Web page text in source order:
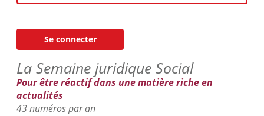
Se connecter
La Semaine juridique Social
Pour être réactif dans une matière riche en
actualités
43 numéros par an